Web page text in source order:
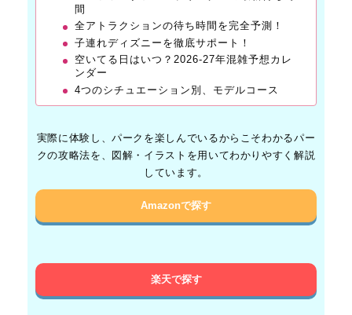
間
全アトラクションの待ち時間を完全予測！
子連れディズニーを徹底サポート！
空いてる日はいつ？2026-27年混雑予想カレ
ンダー
4つのシチュエーション別、モデルコース
実際に体験し、パークを楽しんでいるからこそわかるパー
クの攻略法を、図解・イラストを用いてわかりやすく解説
しています。
Amazonで探す
楽天で探す